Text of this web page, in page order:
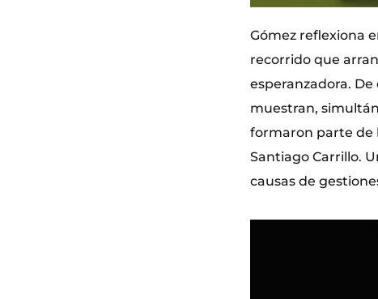
Gómez reflexiona
recorrido que
esperanzadora.
muestran,
formaron parte de
Santiago Carrillo.
causas de